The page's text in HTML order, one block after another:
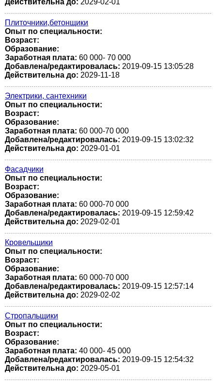
Действительна до: 2029-02-01
Плиточники,бетонщики
Опыт по специальности:
Возраст:
Образование:
Заработная плата: 60 000- 70 000
Добавлена/редактировалась: 2019-09-15 13:05:28
Действительна до: 2029-11-18
Электрики, сантехники
Опыт по специальности:
Возраст:
Образование:
Заработная плата: 60 000-70 000
Добавлена/редактировалась: 2019-09-15 13:02:32
Действительна до: 2029-01-01
Фасадчики
Опыт по специальности:
Возраст:
Образование:
Заработная плата: 60 000-70 000
Добавлена/редактировалась: 2019-09-15 12:59:42
Действительна до: 2029-02-01
Кровельщики
Опыт по специальности:
Возраст:
Образование:
Заработная плата: 60 000-70 000
Добавлена/редактировалась: 2019-09-15 12:57:14
Действительна до: 2029-02-02
Стропальщики
Опыт по специальности:
Возраст:
Образование:
Заработная плата: 40 000- 45 000
Добавлена/редактировалась: 2019-09-15 12:54:32
Действительна до: 2029-05-01